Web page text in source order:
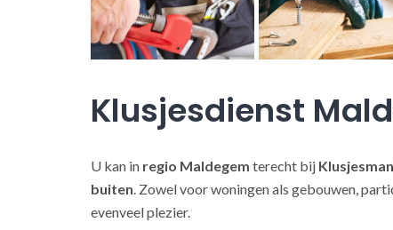
Klusjesdienst
U kan in regio Maldegem terecht bij
buiten . Zowel voor woningen als gebouwen,
evenveel plezier.